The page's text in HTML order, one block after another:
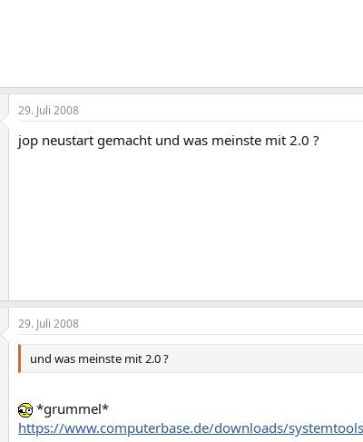
29. Juli 2008
jop neustart gemacht und was meinste mit 2.0 ?
29. Juli 2008
und was meinste mit 2.0 ?
*grummel*
https://www.computerbase.de/downloads/